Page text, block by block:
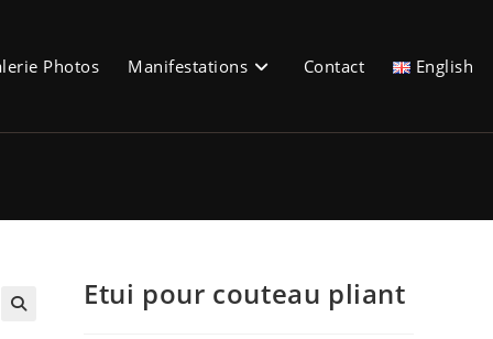
Photos Manifestations Contact English
Etui pour couteau pliant